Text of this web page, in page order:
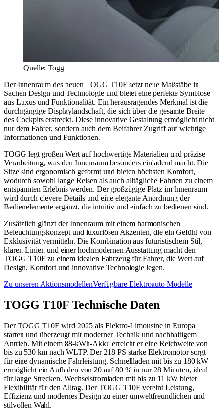
Quelle: Togg
Der Innenraum des neuen TOGG T10F setzt neue Maßstäbe in
Sachen Design und Technologie und bietet eine perfekte Symbiose
aus Luxus und Funktionalität. Ein herausragendes Merkmal ist die
durchgängige Displaylandschaft, die sich über die gesamte Breite
des Cockpits erstreckt. Diese innovative Gestaltung ermöglicht nicht
nur dem Fahrer, sondern auch dem Beifahrer Zugriff auf wichtige
Informationen und Funktionen.
TOGG legt großen Wert auf hochwertige Materialien und präzise
Verarbeitung, was den Innenraum besonders einladend macht. Die
Sitze sind ergonomisch geformt und bieten höchsten Komfort,
wodurch sowohl lange Reisen als auch alltägliche Fahrten zu einem
entspannten Erlebnis werden. Der großzügige Platz im Innenraum
wird durch clevere Details und eine elegante Anordnung der
Bedienelemente ergänzt, die intuitiv und einfach zu bedienen sind.
Zusätzlich glänzt der Innenraum mit einem harmonischen
Beleuchtungskonzept und luxuriösen Akzenten, die ein Gefühl von
Exklusivität vermitteln. Die Kombination aus futuristischem Stil,
klaren Linien und einer hochmodernen Ausstattung macht den
TOGG T10F zu einem idealen Fahrzeug für Fahrer, die Wert auf
Design, Komfort und innovative Technologie legen.
Zu unseren AktionsmodellenVerfügbare Elektroauto Modelle
TOGG T10F Technische Daten
Der TOGG T10F wird 2025 als Elektro-Limousine in Europa
starten und überzeugt mit moderner Technik und nachhaltigem
Antrieb. Mit einem 88-kWh-Akku erreicht er eine Reichweite von
bis zu 530 km nach WLTP. Der 218 PS starke Elektromotor sorgt
für eine dynamische Fahrleistung. Schnellladen mit bis zu 180 kW
ermöglicht ein Aufladen von 20 auf 80 % in nur 28 Minuten, ideal
für lange Strecken. Wechselstromladen mit bis zu 11 kW bietet
Flexibilität für den Alltag. Der TOGG T10F vereint Leistung,
Effizienz und modernes Design zu einer umweltfreundlichen und
stilvollen Wahl.